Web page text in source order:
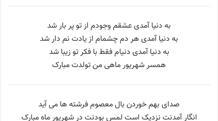
به دنیا آمدی عشقم وجودم از تو پر بار شد
به دنیا آمدی هر دم چشمام از یادت نم دار شد
به دنیا آمدی دنیام فقط با فکر تو زیبا شد
همسر شهریور ماهی من تولدت مبارک
صدای بهم خوردن بال معصوم فرشته ها می آید
انگار آمدنت نزدیک است لمس بودنت در شهریور ماه مبارک